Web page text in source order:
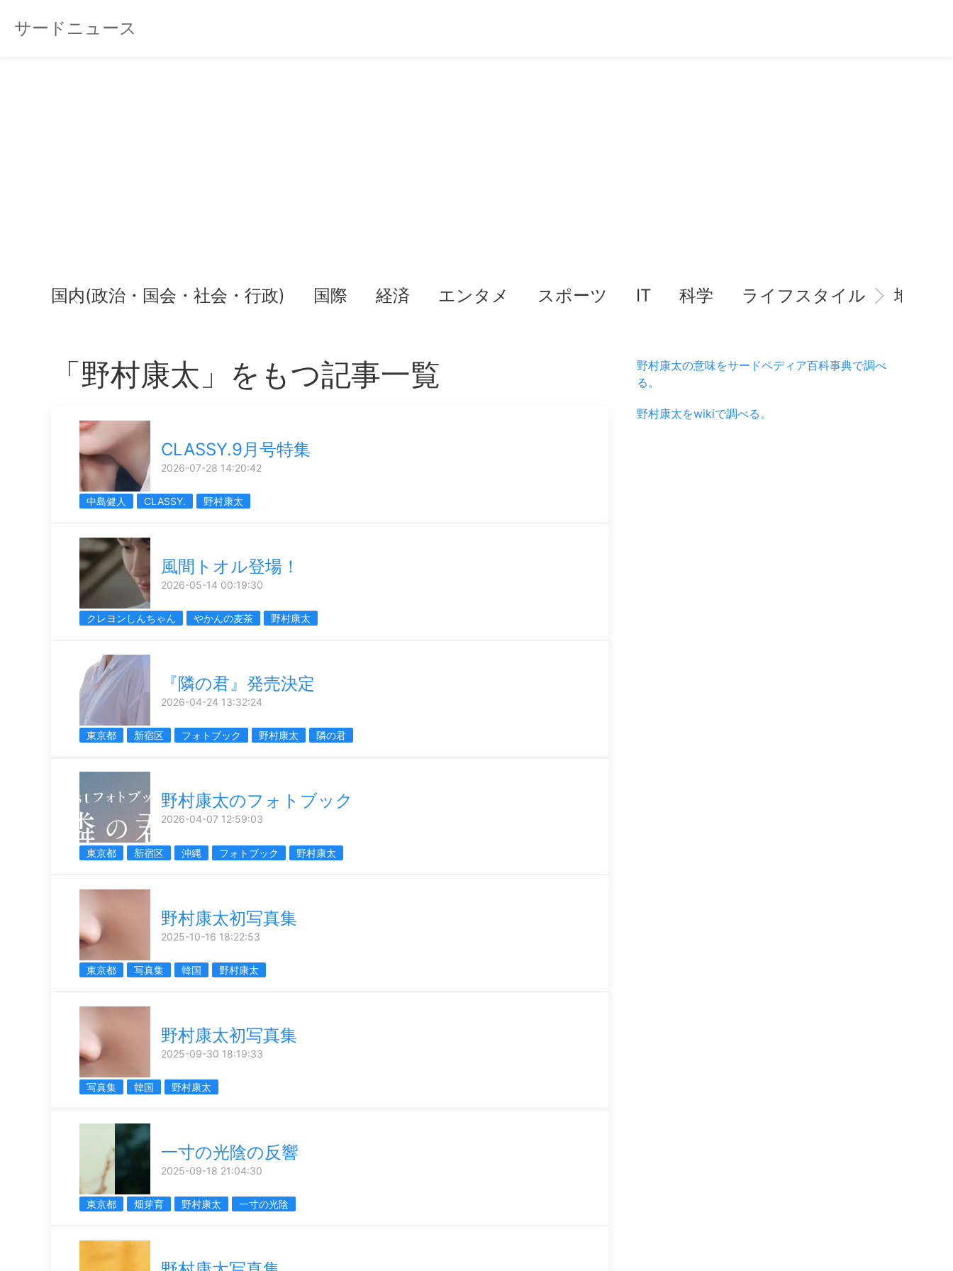
サードニュース
国内(政治・国会・社会・行政) 国際 経済 エンタメ スポーツ IT 科学 ライフスタイル 地域情
「野村康太」をもつ記事一覧
CLASSY.9月号特集
2026-07-28 14:20:42
中島健人 CLASSY. 野村康太
風間トオル登場！
2026-05-14 00:19:30
クレヨンしんちゃん やかんの麦茶 野村康太
『隣の君』発売決定
2026-04-24 13:32:24
東京都 新宿区 フォトブック 野村康太 隣の君
野村康太のフォトブック
2026-04-07 12:59:03
東京都 新宿区 沖縄 フォトブック 野村康太
野村康太初写真集
2025-10-16 18:22:53
東京都 写真集 韓国 野村康太
野村康太初写真集
2025-09-30 18:19:33
写真集 韓国 野村康太
一寸の光陰の反響
2025-09-18 21:04:30
東京都 畑芽育 野村康太 一寸の光陰
野村康太の意味をサードペディア百科事典で調べ
る。
野村康太をwikiで調べる。